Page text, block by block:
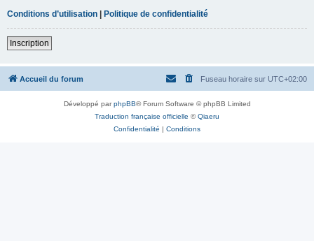
Conditions d’utilisation | Politique de confidentialité
Inscription
Accueil du forum Fuseau horaire sur UTC+02:00
Développé parphpBB® Forum Software © phpBB Limited
Traduction française officielle ©Qiaeru
Confidentialité | Conditions